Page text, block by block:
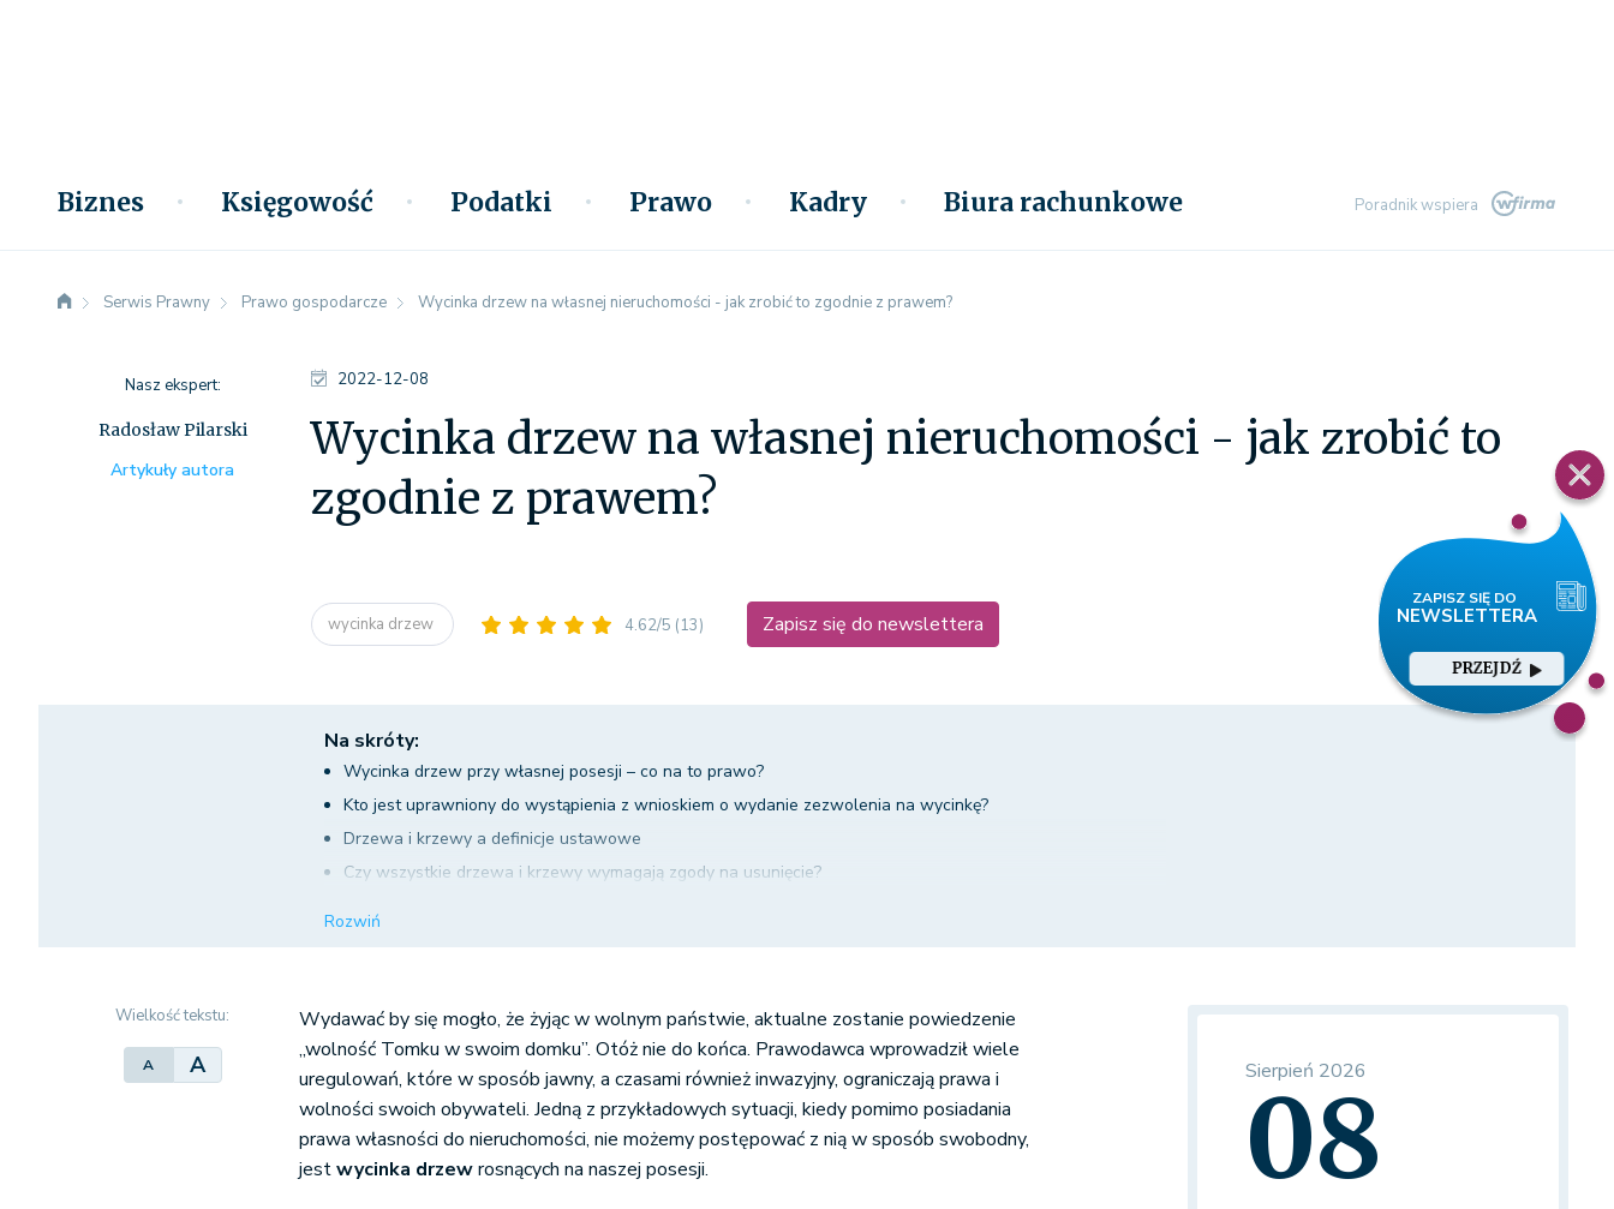
Biznes Księgowość Podatki Prawo Kadry Biura rachunkowe Poradnik wspiera
PRZEJDŹ
Serwis Prawny Prawo gospodarcze Wycinka drzew na własnej nieruchomości - jak zrobić to zgodnie z prawem?
2022-12-08
Wycinka drzew na własnej nieruchomości - jak zrobić to
zgodnie z prawem?
wycinka drzew 4.62/5 (13) Zapisz się do newslettera
Nasz ekspert:
Radosław Pilarski
Artykuły autora
Na skróty:
Wycinka drzew przy własnej posesji – co na to prawo?
Kto jest uprawniony do wystąpienia z wnioskiem o wydanie zezwolenia na wycinkę?
Drzewa i krzewy a definicje ustawowe
Czy wszystkie drzewa i krzewy wymagają zgody na usunięcie?
Rozwiń
Wielkość tekstu:
A A
Wydawać by się mogło, że żyjąc w wolnym państwie, aktualne zostanie powiedzenie
„wolność Tomku w swoim domku”. Otóż nie do końca. Prawodawca wprowadził wiele
uregulowań, które w sposób jawny, a czasami również inwazyjny, ograniczają prawa i
wolności swoich obywateli. Jedną z przykładowych sytuacji, kiedy pomimo posiadania
prawa własności do nieruchomości, nie możemy postępować z nią w sposób swobodny,
jestwycinka drzewrosnących na naszej posesji.
Sierpień 2026
08